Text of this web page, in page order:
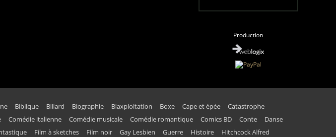
Production
Biblique Billard Biographie Blaxploitation Boxe Cape et épée
Catastrophe
Comédie italienne Comédie musicale Comédie romantique Comics BD Conte
Danse
Film à sketches Film noir Gay Lesbien Guerre Histoire
Hitchcock Alfred